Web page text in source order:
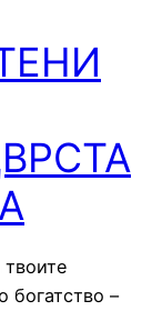
твоите
богатство –